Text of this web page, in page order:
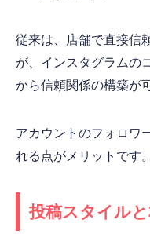
従来は、店舗で直接信
が、インスタグラムの
から信頼関係の構築が
アカウントのフォロワ
れる点がメリットです。
投稿スタイル